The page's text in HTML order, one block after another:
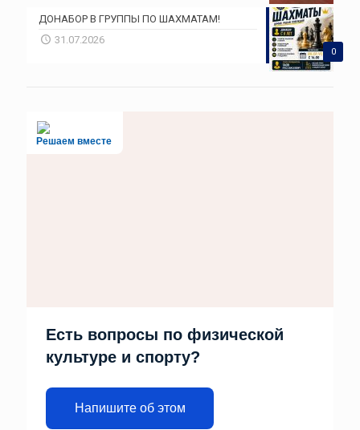
0
ДОНАБОР В ГРУППЫ ПО ШАХМАТАМ!
31.07.2026
Решаем вместе
Есть вопросы по физической
культуре и спорту?
Напишите об этом